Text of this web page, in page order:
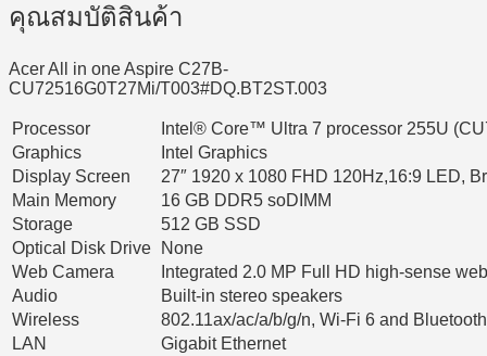
คุณสมบัติสินค้า
Acer All in one Aspire C27B-
CU72516G0T27Mi/T003#DQ.BT2ST.003
Processor
Intel® Core™ Ultra 7 processor 255U
Graphics
Intel Graphics
Display Screen
27″ 1920 x 1080 FHD 120Hz,16:9 LED,
Main Memory
16 GB DDR5 soDIMM
Storage
512 GB SSD
Optical Disk Drive
None
Web Camera
Integrated 2.0 MP Full HD high-sense
Audio
Built-in stereo speakers
Wireless
802.11ax/ac/a/b/g/n, Wi-Fi 6 and
LAN
Gigabit Ethernet